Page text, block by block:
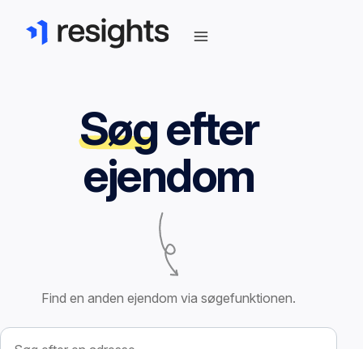
Søgefter
ejendom
Find en anden ejendom via søgefunktionen.
Søg efter ejendom